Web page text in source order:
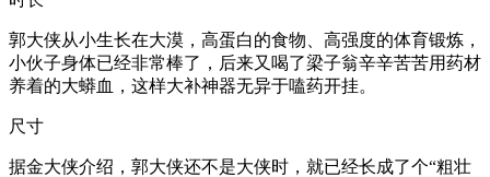
郭大侠从小生长在大漠，高蛋白的食物、高强度的体育锻炼，
小伙子身体已经非常棒了，后来又喝了梁子翁辛辛苦苦用药材
养着的大蟒血，这样大补神器无异于嗑药开挂。
尺寸
据金大侠介绍，郭大侠还不是大侠时，就已经长成了个“粗壮